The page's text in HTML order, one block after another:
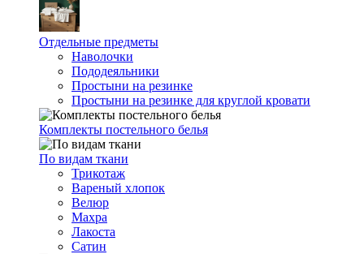
Отдельные предметы
Наволочки
Пододеяльники
Простыни на резинке
Простыни на резинке для круглой кровати
Комплекты постельного белья
По видам ткани
Трикотаж
Вареный хлопок
Велюр
Махра
Лакоста
Сатин